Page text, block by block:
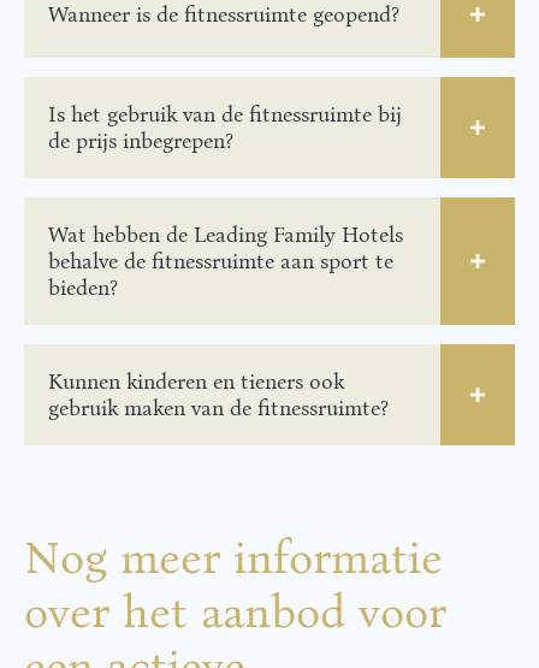
Wanneer is de fitnessruimte geopend?
Is het gebruik van de fitnessruimte bij
de prijs inbegrepen?
Wat hebben de Leading Family Hotels
behalve de fitnessruimte aan sport te
bieden?
Kunnen kinderen en tieners ook
gebruik maken van de fitnessruimte?
Nog meer informatie
over het aanbod voor